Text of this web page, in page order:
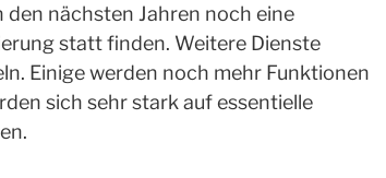
den nächsten Jahren noch eine
statt finden. Weitere Dienste
Einige werden noch mehr Funktionen
sich sehr stark auf essentielle